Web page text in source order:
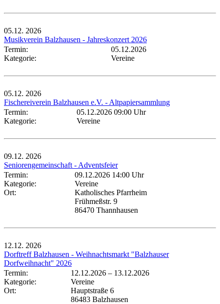
05.12. 2026
Musikverein Balzhausen - Jahreskonzert 2026
Termin:
05.12.2026
Kategorie:
Vereine
05.12. 2026
Fischereiverein Balzhausen e.V. - Altpapiersammlung
Termin:
05.12.2026 09:00 Uhr
Kategorie:
Vereine
09.12. 2026
Seniorengemeinschaft - Adventsfeier
Termin:
09.12.2026 14:00 Uhr
Kategorie:
Vereine
Ort:
Katholisches Pfarrheim
Frühmeßstr. 9
86470 Thannhausen
12.12. 2026
Dorftreff Balzhausen - Weihnachtsmarkt "Balzhauser
Dorfweihnacht" 2026
Termin:
12.12.2026 – 13.12.2026
Kategorie:
Vereine
Ort:
Hauptstraße 6
86483 Balzhausen